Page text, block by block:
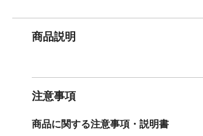
商品説明
注意事項
商品に関する注意事項・説明書